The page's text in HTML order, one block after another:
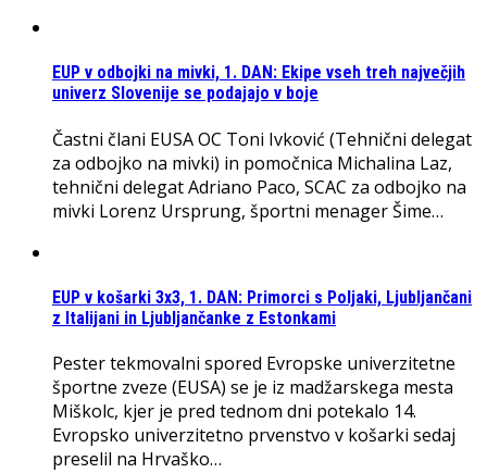
EUP v odbojki na mivki, 1. DAN: Ekipe vseh treh največjih
univerz Slovenije se podajajo v boje
Častni člani EUSA OC Toni Ivković (Tehnični delegat
za odbojko na mivki) in pomočnica Michalina Laz,
tehnični delegat Adriano Paco, SCAC za odbojko na
mivki Lorenz Ursprung, športni menager Šime…
EUP v košarki 3x3, 1. DAN: Primorci s Poljaki, Ljubljančani
z Italijani in Ljubljančanke z Estonkami
Pester tekmovalni spored Evropske univerzitetne
športne zveze (EUSA) se je iz madžarskega mesta
Miškolc, kjer je pred tednom dni potekalo 14.
Evropsko univerzitetno prvenstvo v košarki sedaj
preselil na Hrvaško…